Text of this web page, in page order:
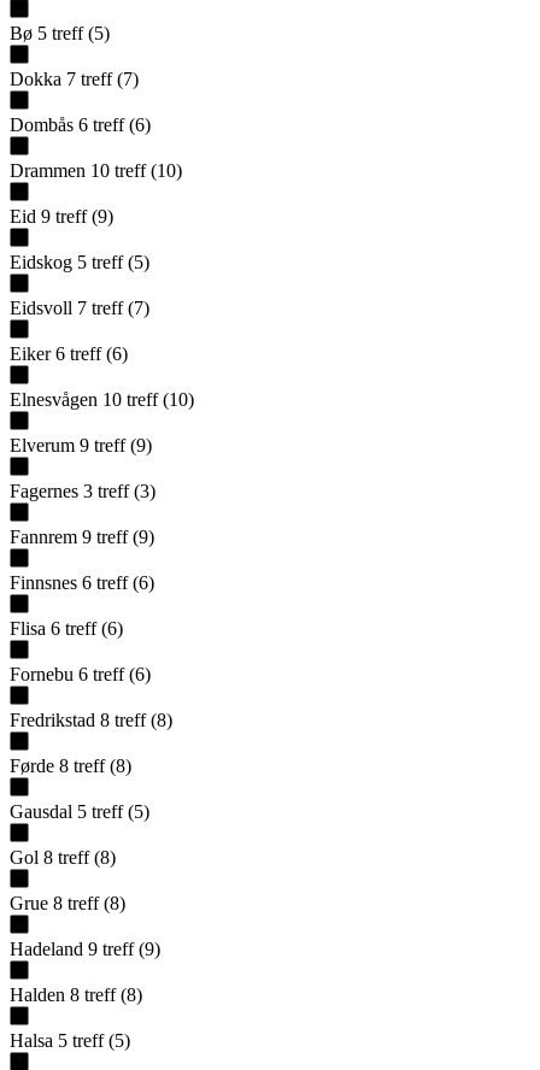
Bø 5 treff (5)
Dokka 7 treff (7)
Dombås 6 treff (6)
Drammen 10 treff (10)
Eid 9 treff (9)
Eidskog 5 treff (5)
Eidsvoll 7 treff (7)
Eiker 6 treff (6)
Elnesvågen 10 treff (10)
Elverum 9 treff (9)
Fagernes 3 treff (3)
Fannrem 9 treff (9)
Finnsnes 6 treff (6)
Flisa 6 treff (6)
Fornebu 6 treff (6)
Fredrikstad 8 treff (8)
Førde 8 treff (8)
Gausdal 5 treff (5)
Gol 8 treff (8)
Grue 8 treff (8)
Hadeland 9 treff (9)
Halden 8 treff (8)
Halsa 5 treff (5)